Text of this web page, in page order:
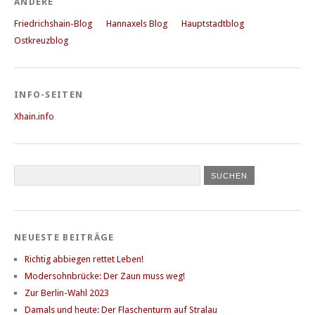
Friedrichshain-Blog Hannaxels Blog
Hauptstadtblog
Ostkreuzblog
INFO-SEITEN
Xhain.info
NEUESTE BEITRÄGE
Richtig abbiegen rettet Leben!
Modersohnbrücke: Der Zaun muss weg!
Zur Berlin-Wahl 2023
Damals und heute: Der Flaschenturm auf Stralau